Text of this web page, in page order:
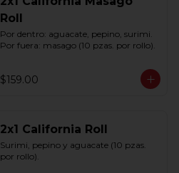
Roll
Por dentro: aguacate, pepino, surimi.
Por fuera: masago (10 pzas. por rollo).
$159.00
2x1 California Roll
Surimi, pepino y aguacate (10 pzas.
por rollo).